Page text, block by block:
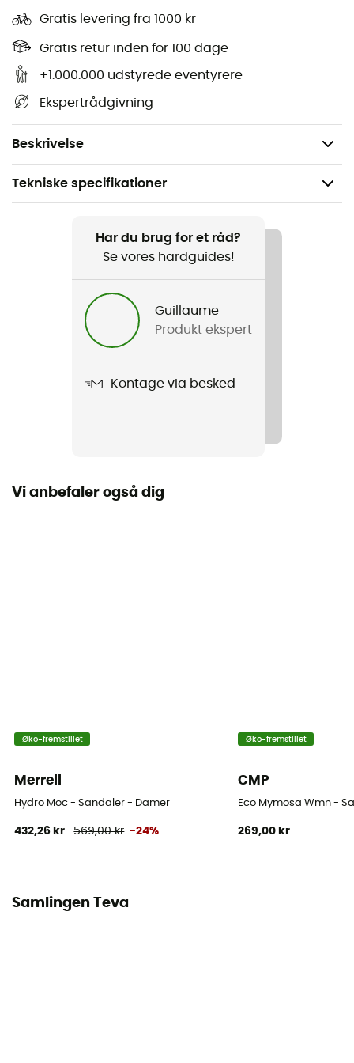
Gratis levering fra 1000 kr
Gratis retur inden for 100 dage
+1.000.000 udstyrede eventyrere
Ekspertrådgivning
Beskrivelse
nylon
Forstærkninger i 53 % genanvendt polyester
EVA
Ydersål i 50 % genanvendt gummi
Tekniske specifikationer
Vandreture / Rejse / Det daglige liv
Har du brug for et råd?
Se vores hardguides!
Guillaume
Produkt ekspert
Kontage via besked
Vi anbefaler også dig
Øko-fremstillet
Merrell
Hydro Moc - Sandaler - Damer
432,26 kr 569,00 kr -24%
Øko-fremstillet
CMP
Eco Mymosa Wmn -
269,00 kr
Samlingen Teva